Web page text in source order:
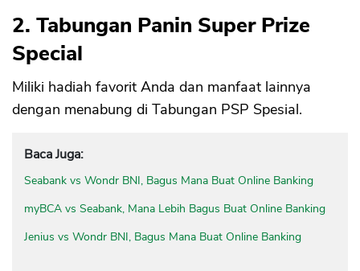
2. Tabungan Panin Super Prize
Special
Miliki hadiah favorit Anda dan manfaat lainnya
dengan menabung di Tabungan PSP Spesial.
Baca Juga:
Seabank vs Wondr BNI, Bagus Mana Buat Online Banking
myBCA vs Seabank, Mana Lebih Bagus Buat Online Banking
Jenius vs Wondr BNI, Bagus Mana Buat Online Banking